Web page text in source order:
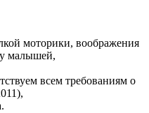
моторики, воображения
малышей,
всем требованиям о